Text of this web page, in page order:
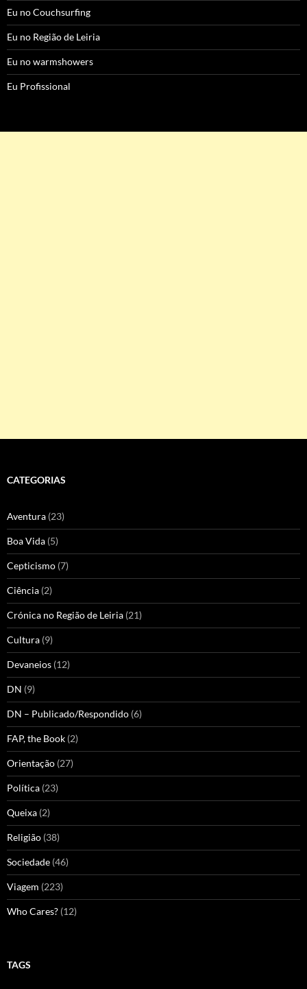
Eu no Couchsurfing
Eu no Região de Leiria
Eu no warmshowers
Eu Profissional
CATEGORIAS
Aventura (23)
Boa Vida (5)
Cepticismo (7)
Ciência (2)
Crónica no Região de Leiria (21)
Cultura (9)
Devaneios (12)
DN (9)
DN – Publicado/Respondido (6)
FAP, the Book (2)
Orientação (27)
Política (23)
Queixa (2)
Religião (38)
Sociedade (46)
Viagem (223)
Who Cares? (12)
TAGS